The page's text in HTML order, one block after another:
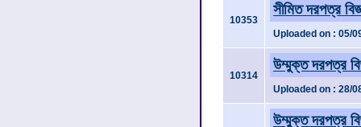
10353
সীমিত দরপত্র
Uploaded on : 05/
10314
উম্মুক্ত দরপত্র
Uploaded on : 28/
উম্মুক্ত দরপত্র